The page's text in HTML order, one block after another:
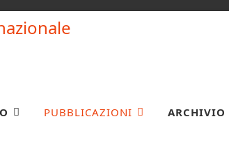
PUBBLICAZIONI ARCHIVIO